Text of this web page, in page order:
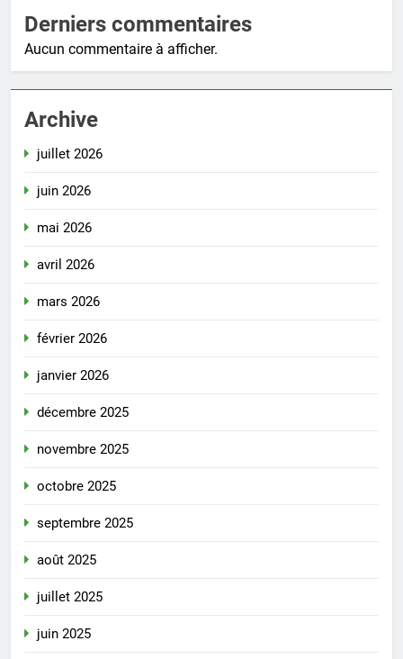
Derniers commentaires
Aucun commentaire à afficher.
Archive
juillet 2026
juin 2026
mai 2026
avril 2026
mars 2026
février 2026
janvier 2026
décembre 2025
novembre 2025
octobre 2025
septembre 2025
août 2025
juillet 2025
juin 2025